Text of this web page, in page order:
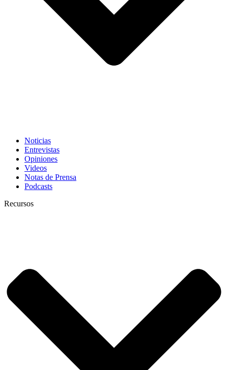
Noticias
Entrevistas
Opiniones
Videos
Notas de Prensa
Podcasts
Recursos